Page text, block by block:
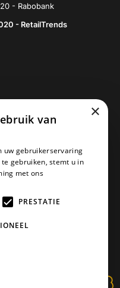
- Rabobank
- RetailTrends
Haaren
76419304
×
van
uw gebruikerservaring
gebruiken, stemt u in
met ons
PRESTATIE